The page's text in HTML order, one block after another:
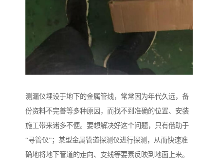
测漏仪埋设于地下的金属管线，常常因为年代久远，备
份资料不完善等多种原因，而找不到准确的位置、安装
施工带来诸多不便。要想解决好这个问题，只有借助于
“寻管仪”；某型金属管道探测仪进行探测，从而快速准
确地将地下管道的走向、支线等要素反映到地面上来。